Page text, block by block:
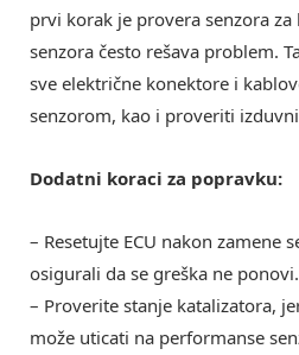
prvi korak je provera senzora
senzora često rešava problem.
sve električne konektore i
senzorom, kao i proveriti
Dodatni koraci za popravku:
– Resetujte ECU nakon zamene
osigurali da se greška ne ponovi.
– Proverite stanje katalizatora,
može uticati na performanse